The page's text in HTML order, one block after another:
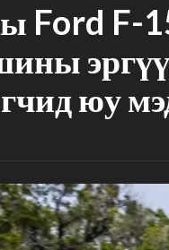
Ford F-
юу